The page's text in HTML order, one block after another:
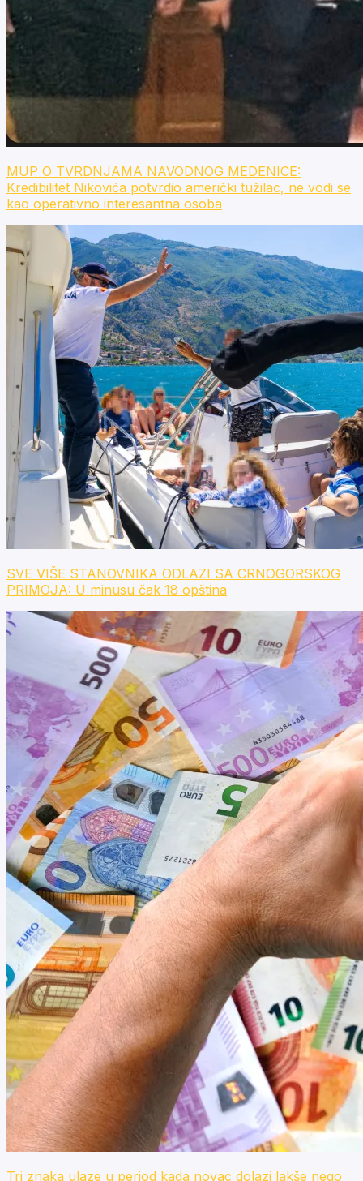
MUP O TVRDNJAMA NAVODNOG MEDENICE:
Kredibilitet Nikovića potvrdio američki tužilac, ne vodi se
kao operativno interesantna osoba
SVE VIŠE STANOVNIKA ODLAZI SA CRNOGORSKOG
PRIMOJA: U minusu čak 18 opština
Tri znaka ulaze u period kada novac dolazi lakše nego